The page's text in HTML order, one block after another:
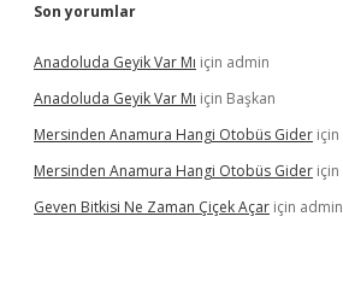
Son yorumlar
Anadoluda Geyik Var Mı için admin
Anadoluda Geyik Var Mı için Başkan
Mersinden Anamura Hangi Otobüs Gider için
Mersinden Anamura Hangi Otobüs Gider için
Geven Bitkisi Ne Zaman Çiçek Açar için admin